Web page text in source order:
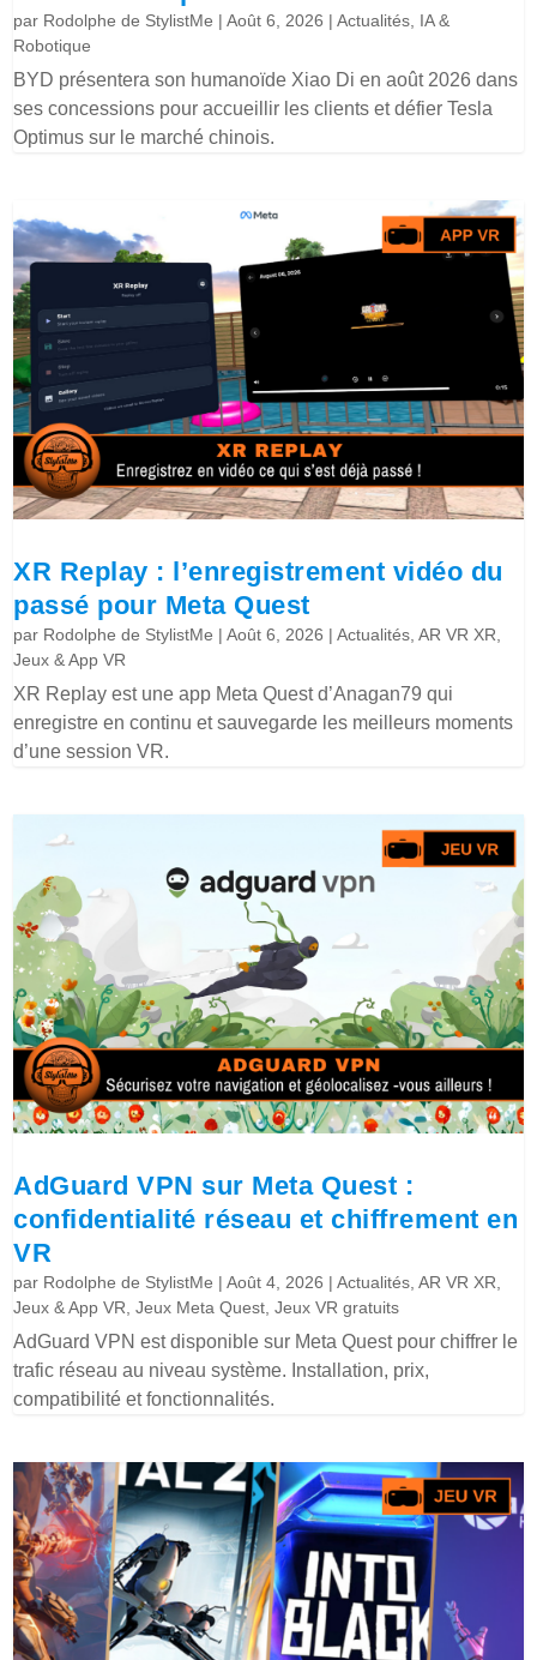
par Rodolphe de StylistMe |Août 6, 2026 |Actualités IA &
Robotique
BYD présentera son humanoïde Xiao Di en août 2026 dans
ses concessions pour accueillir les clients et défier Tesla
Optimus sur le marché chinois.
XR Replay : l’enregistrement vidéo du
passé pour Meta Quest
par Rodolphe de StylistMe |Août 6, 2026 |Actualités ,AR VR XR
Jeux & App VR
XR Replay est une app Meta Quest d’Anagan79 qui
enregistre en continu et sauvegarde les meilleurs moments
d’une session VR.
AdGuard VPN sur Meta Quest :
confidentialité réseau et chiffrement en
VR
par Rodolphe de StylistMe |Août 4, 2026 |Actualités ,AR VR XR
Jeux & App VR ,Jeux Meta Quest ,Jeux VR gratuits
AdGuard VPN est disponible sur Meta Quest pour chiffrer le
trafic réseau au niveau système. Installation, prix,
compatibilité et fonctionnalités.